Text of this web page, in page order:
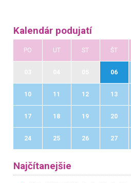
Kalendár podujatí
PO UT ST ŠT
06
10 11 12 13
17 18 19 20
24 25 26 27
Najčítanejšie